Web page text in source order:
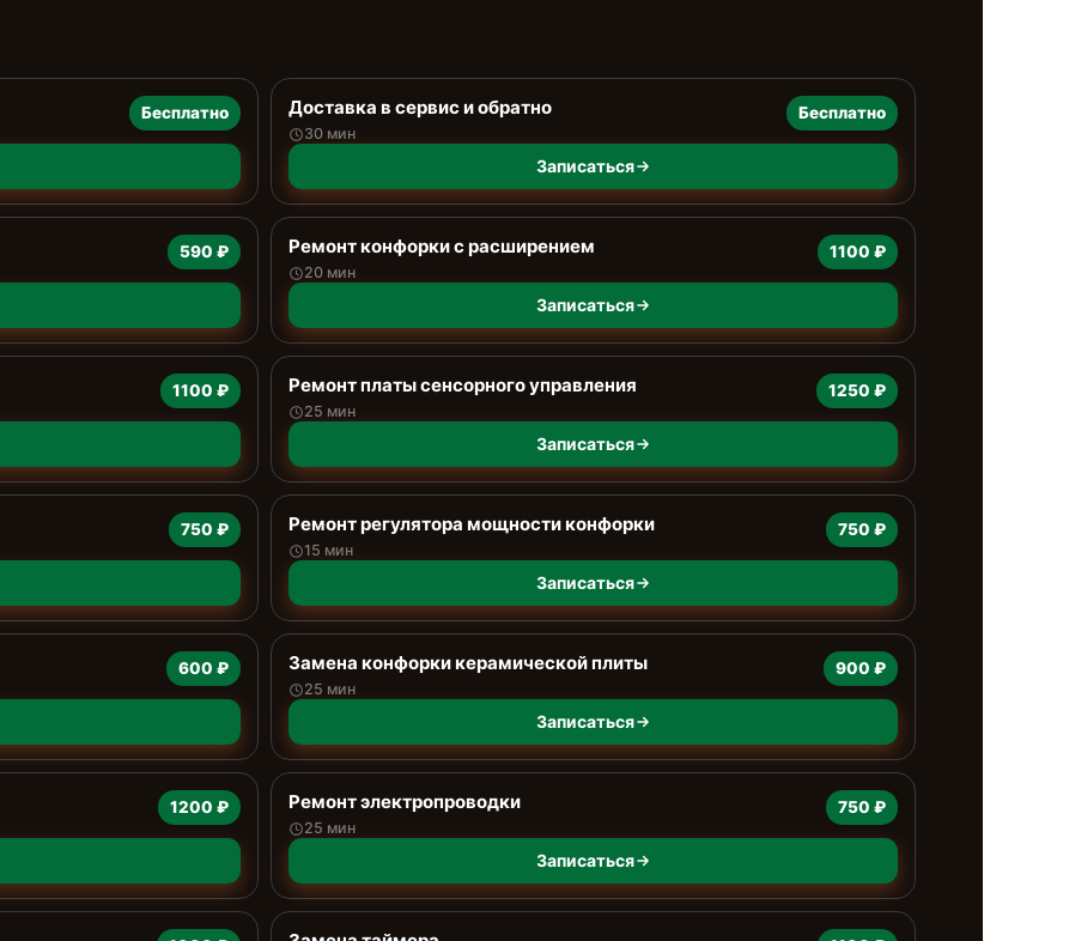
Бесплатно Доставка в сервис и обратно
30 мин
Бесплатно
Записаться
590 ₽ Ремонт конфорки с расширением
20 мин
1100 ₽
Записаться
1100 ₽ Ремонт платы сенсорного управления
25 мин
1250 ₽
Записаться
750 ₽ Ремонт регулятора мощности конфорки
15 мин
750 ₽
Записаться
600 ₽ Замена конфорки керамической плиты
25 мин
900 ₽
Записаться
1200 ₽ Ремонт электропроводки
25 мин
750 ₽
Записаться